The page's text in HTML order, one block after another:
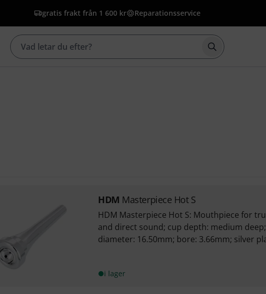
gratis frakt från 1 600 kr Reparationsservice
Börja
HDM Masterpiece Hot S
HDM Masterpiece Hot S: Mouthpiece for
and direct sound; cup depth: medium
diameter: 16.50mm; bore: 3.66mm; silver
i lager